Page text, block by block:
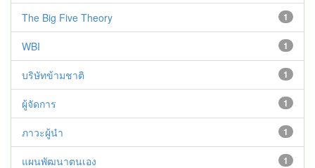
1
The Big Five Theory
1
WBI
1
บริษัทข้ามชาติ
1
ผู้จัดการ
1
ภาวะผู้นำ
1
แผนพัฒนาตนเอง